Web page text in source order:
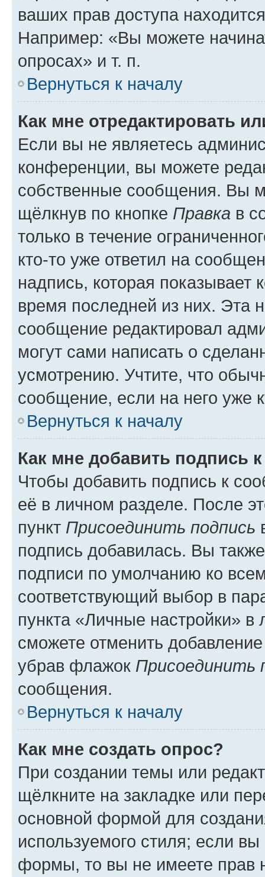
ваших прав доступа
Например: «Вы можете
опросах» и т. п.
Вернуться к началу
Как мне отредактировать
Если вы не являетесь
конференции, вы можете
собственные сообщения. Вы
щёлкнув по кнопке Правка в
только в течение
кто-то уже ответил на
надпись, которая показывает
время последней из них. Эта
сообщение редактировал
могут сами написать о
усмотрению. Учтите, что
сообщение, если на него уже
Вернуться к началу
Как мне добавить подпись
Чтобы добавить подпись к
её в личном разделе. После
пункт Присоединить подпись
подпись добавилась. Вы
подписи по умолчанию ко
соответствующий выбор в
пункта «Личные настройки»
сможете отменить
убрав флажок Присоединить
сообщения.
Вернуться к началу
Как мне создать опрос?
При создании темы или
щёлкните на закладке или
основной формой для
используемого стиля; если
формы, то вы не имеете прав